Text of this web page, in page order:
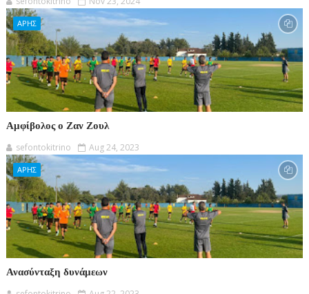
ΑΡΗΣ
Αμφίβολος ο Ζαν Ζουλ
sefontokitrino Aug 24, 2023
ΑΡΗΣ
Ανασύνταξη δυνάμεων